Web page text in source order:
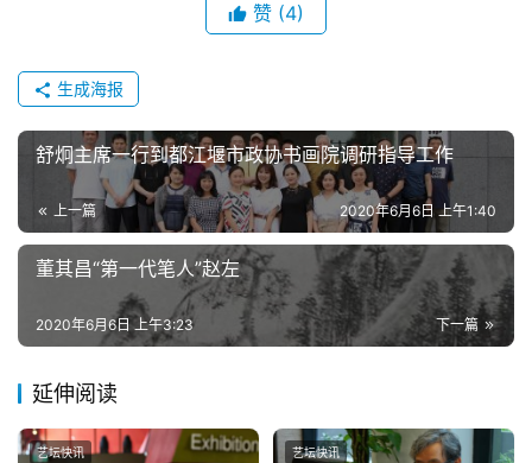
容
易
寫
用
錯
的
體
一
例
赞 (4)
生成海报
舒炯主席一行到都江堰市政协书画院调研指导工作
上一篇 2020年6月6日 上午1:40
董其昌“第一代笔人”赵左
下一篇
2020年6月6日 上午3:23
延伸阅读
艺坛快讯 艺坛快讯